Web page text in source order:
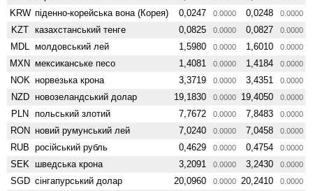
KRW піденно-корейська вона (Корея) 0,0247 0.0000 0,0248 0.0000
KZT казахстанський тенге 0,0825 0.0000 0,0827 0.0000
MDL молдовський лей 1,5980 0.0000 1,6010 0.0000
MXN мексиканське песо 1,4081 0.0000 1,4184 0.0000
NOK норвезька крона 3,3719 0.0000 3,4351 0.0000
NZD ново­зеландський долар 19,1830 0.0000 19,4050 0.0000
PLN польський злотий 7,7672 0.0000 7,8483 0.0000
RON новий румунський лей 7,0240 0.0000 7,0458 0.0000
RUB російський рубль 0,4629 0.0000 0,4754 0.0000
SEK шведська крона 3,2091 0.0000 3,2430 0.0000
SGD сінгапурський долар 20,0960 0.0000 20,2410 0.0000